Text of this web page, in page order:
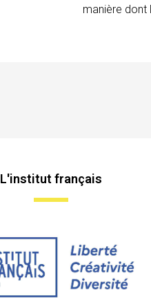
manière dont
L'institut français